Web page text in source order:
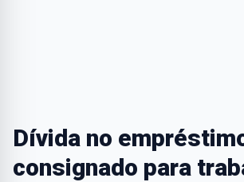
Dívida no
consignado para